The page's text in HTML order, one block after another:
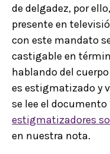
de delgadez, por
presente en
con este mandato
castigable en
hablando del
es estigmatizado y
se lee el documento
estigmatizadores
en nuestra nota.